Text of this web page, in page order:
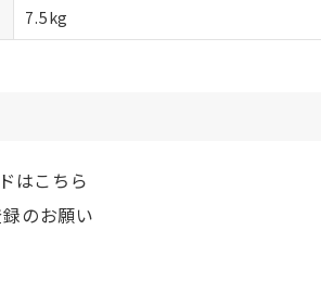
7.5kg
はこちら
のお願い